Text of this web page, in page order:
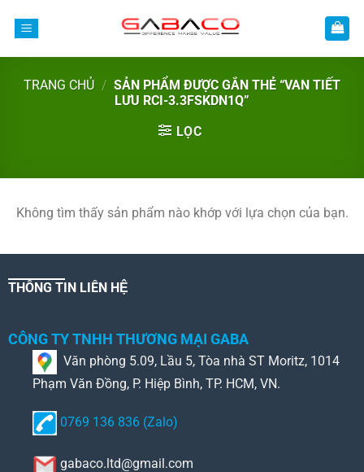
TRANG CHỦ / SẢN PHẨM ĐƯỢC GẮN THẺ “VAN TIẾT
LƯU RCI-3.3FSKDN1Q”
LỌC
Không tìm thấy sản phẩm nào khớp với lựa chọn của bạn.
THÔNG TIN LIÊN HỆ
CÔNG TY TNHH THƯƠNG MẠI GABA
Văn phòng 5.09, Lầu 5, Tòa nhà ST Moritz, 1014
Phạm Văn Đồng, P. Hiệp Bình, TP. HCM, VN.
0769 136 836 (Zalo)
gabaco.ltd@gmail.com